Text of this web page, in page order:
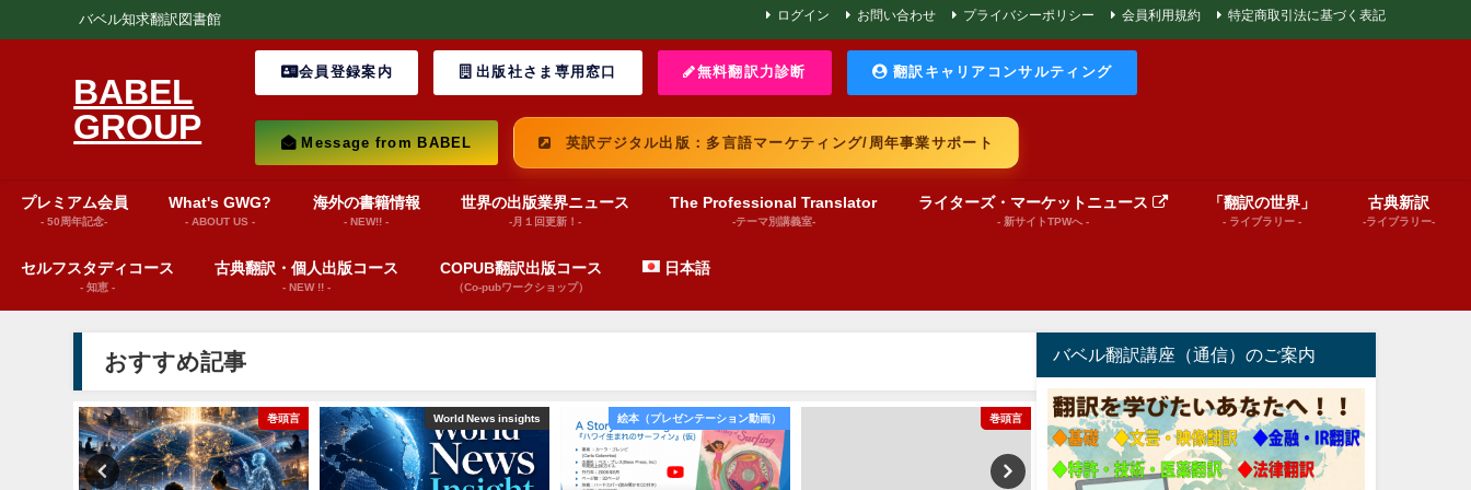
バベル知求翻訳図書館 ログイン お問い合わせ プライバシーポリシー 会員利用規約 特定商取引法に基づく表記
BABEL
GROUP
会員登録案内 出版社さま専用窓口 無料翻訳力診断 翻訳キャリアコンサルティング
Message from BABEL 英訳デジタル出版：多言語マーケティング/周年事業サポート
プレミアム会員
- 50周年記念-
What's GWG?
- ABOUT US -
海外の書籍情報
- NEW!! -
世界の出版業界ニュース
-月１回更新！-
The Professional Translator
-テーマ別講義室-
ライターズ・マーケットニュース
- 新サイトTPWへ -
「翻訳の世界」
- ライブラリー -
古典新訳
-ライブラリー-
セルフスタディコース
- 知恵 -
古典翻訳・個人出版コース
- NEW !! -
COPUB翻訳出版コース
（Co-pubワークショップ）
日本語
おすすめ記事
巻頭言 World News insights 絵本（プレゼンテーション動画） 巻頭言 文芸（プレゼンテーション動画）
バベル翻訳講座（通信）のご案内